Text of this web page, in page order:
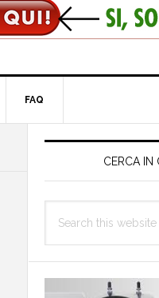
FAQ
Primary
SidebarCERCA IN
this